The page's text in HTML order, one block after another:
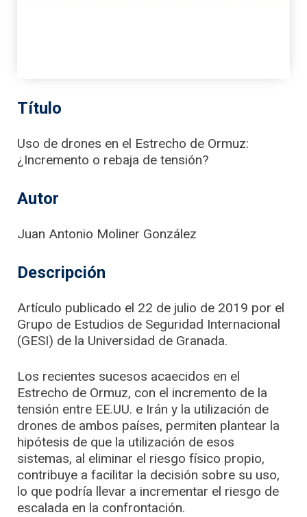
Título
Uso de drones en el Estrecho de Ormuz:
¿Incremento o rebaja de tensión?
Autor
Juan Antonio Moliner González
Descripción
Artículo publicado el 22 de julio de 2019 por el
Grupo de Estudios de Seguridad Internacional
(GESI) de la Universidad de Granada.
Los recientes sucesos acaecidos en el
Estrecho de Ormuz, con el incremento de la
tensión entre EE.UU. e Irán y la utilización de
drones de ambos países, permiten plantear la
hipótesis de que la utilización de esos
sistemas, al eliminar el riesgo físico propio,
contribuye a facilitar la decisión sobre su uso,
lo que podría llevar a incrementar el riesgo de
escalada en la confrontación.